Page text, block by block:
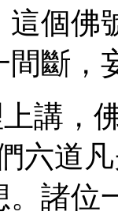
個佛
斷，
，佛
六道
諸位